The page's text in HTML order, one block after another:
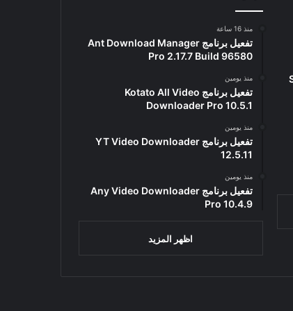
منذ 16 ساعة
تفعيل برنامج Ant Download Manager
Pro 2.17.7 Build 96580
منذ يومين
تفعيل برنامج Kotato All Video
Downloader Pro 10.5.1
منذ يومين
تفعيل برنامج YT Video Downloader
12.5.11
منذ يومين
تفعيل برنامج Any Video Downloader
Pro 10.4.9
اظهر المزيد